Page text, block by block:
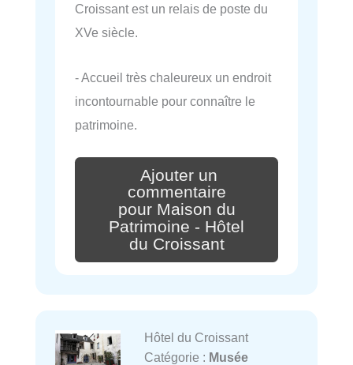
Croissant est un relais de poste du
XVe siècle.
- Accueil très chaleureux un endroit
incontournable pour connaître le
patrimoine.
Ajouter un
commentaire
pour Maison du
Patrimoine - Hôtel
du Croissant
Hôtel du Croissant
Catégorie : Musée